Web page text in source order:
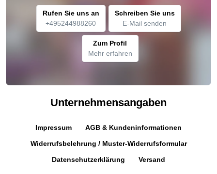
Rufen Sie uns an
+495244988260
Schreiben Sie uns
E-Mail senden
Zum Profil
Mehr erfahren
Unternehmensangaben
Impressum AGB & Kundeninformationen
Widerrufsbelehrung / Muster-Widerrufsformular
Datenschutzerklärung Versand